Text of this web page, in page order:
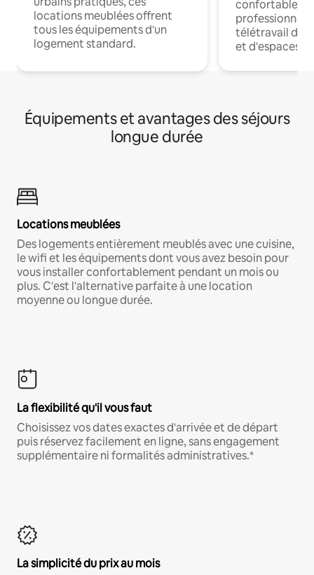
locations meublées offrent
tous les équipements d'un
logement standard.
confortables
professionnels
télétravail
et d'espaces
Équipements et avantages des séjours
longue durée
Locations meublées
Des logements entièrement meublés avec une cuisine,
le wifi et les équipements dont vous avez besoin pour
vous installer confortablement pendant un mois ou
plus. C'est l'alternative parfaite à une location
moyenne ou longue durée.
La flexibilité qu'il vous faut
Choisissez vos dates exactes d'arrivée et de départ
puis réservez facilement en ligne, sans engagement
supplémentaire ni formalités administratives.*
La simplicité du prix au mois